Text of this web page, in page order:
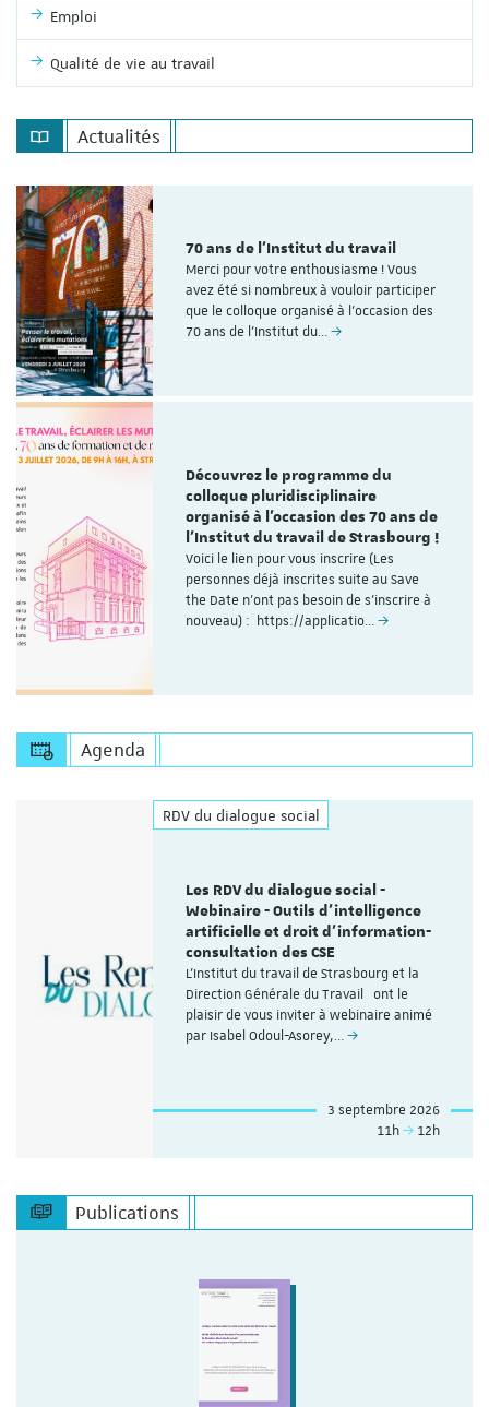
Emploi
Qualité de vie au travail
Actualités
70 ans de l'Institut du travail
Merci pour votre enthousiasme ! Vous
avez été si nombreux à vouloir participer
que le colloque organisé à l'occasion des
70 ans de l’Institut du…
Découvrez le programme du
colloque pluridisciplinaire
organisé à l'occasion des 70 ans de
l'Institut du travail de Strasbourg !
Voici le lien pour vous inscrire (Les
personnes déjà inscrites suite au Save
the Date n'ont pas besoin de s'inscrire à
nouveau) : https://applicatio…
Agenda
RDV du dialogue social
Les RDV du dialogue social -
Webinaire - Outils d’intelligence
artificielle et droit d’information-
consultation des CSE
L'Institut du travail de Strasbourg et la
Direction Générale du Travail ont le
plaisir de vous inviter à webinaire animé
par Isabel Odoul-Asorey,…
3 septembre 2026
11h
12h
Publications